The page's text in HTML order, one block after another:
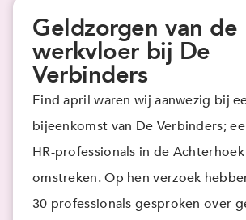
Geldzorgen van de
werkvloer bij De
Verbinders
Eind april waren wij aanwezig bij
bijeenkomst van De Verbinders;
HR-professionals in de Achterhoek
omstreken. Op hen verzoek
30 professionals gesproken over